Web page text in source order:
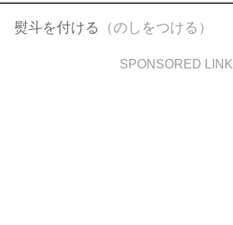
熨斗を付ける （のしをつける）
SPONSORED LINK